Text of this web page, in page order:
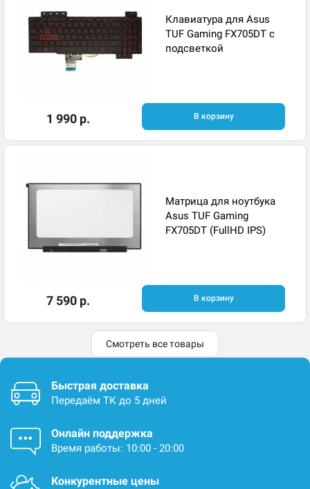
Клавиатура для Asus
TUF Gaming FX705DT с
подсветкой
1 990 р. В корзину
Матрица для ноутбука
Asus TUF Gaming
FX705DT (FullHD IPS)
7 590 р. В корзину
Смотреть все товары
Быстрая доставка
Передаём ТК до 5 дней
Онлайн поддержка
Время работы: 10:00 - 20:00
Конкурентные цены